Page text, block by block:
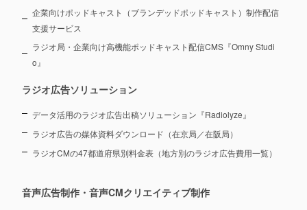
企業向けポッドキャスト（ブランデッドポッドキャスト）制作配信
支援サービス
ラジオ局・企業向け高機能ポッドキャスト配信CMS『Omny Studi
o』
ラジオ広告ソリューション
データ活用のラジオ広告出稿ソリューション『Radiolyze』
ラジオ広告の媒体資料ダウンロード（在京局／在阪局）
ラジオCMの47都道府県別料金表（地方別のラジオ広告費用一覧）
音声広告制作・音声CMクリエイティブ制作